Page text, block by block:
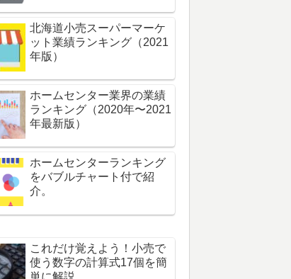
北海道小売スーパーマーケ
ット業績ランキング（2021
年版）
ホームセンター業界の業績
ランキング（2020年〜2021
年最新版）
ホームセンターランキング
をバブルチャート付で紹
介。
これだけ覚えよう！小売で
使う数字の計算式17個を簡
単に解説。